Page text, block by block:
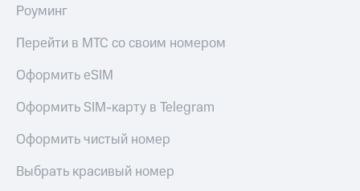
Контакты
деловая этика
Роуминг
Перейти в МТС со своим номером
Оформить eSIM
Оформить SIM-карту в Telegram
Оформить чистый номер
Выбрать красивый номер